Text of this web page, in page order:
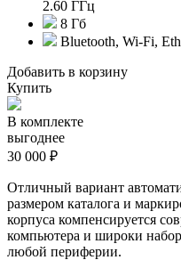
2.60 ГГц
8 Гб
Bluetooth, Wi-Fi,
Добавить в корзину
Купить
В комплекте
выгоднее
30 000 ₽
Отличный вариант
размером каталога и
корпуса компенсируется
компьютера и широки
любой периферии.